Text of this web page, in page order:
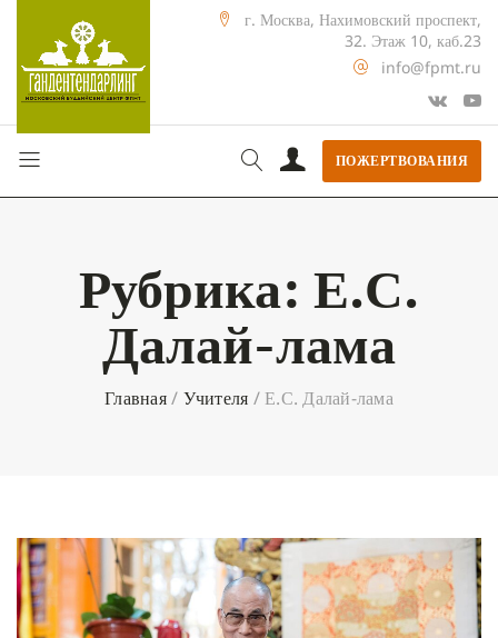
г. Москва, Нахимовский проспект,
32. Этаж 10, каб.23
info@fpmt.ru
ПОЖЕРТВОВАНИЯ
Рубрика: Е.С.
Далай-лама
Главная/ Учителя / Е.С. Далай-лама